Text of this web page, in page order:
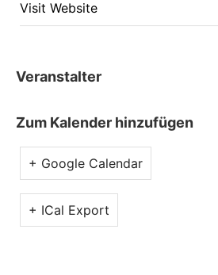
Visit Website
Veranstalter
Zum Kalender hinzufügen
+ Google Calendar
+ ICal Export